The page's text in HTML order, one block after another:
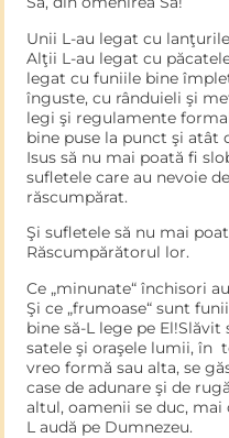
Unii L-au legat cu
Alţii L-au legat cu
legat cu funiile bine
înguste, cu rânduieli şi
legi şi regulamente
bine puse la punct şi atât
Isus să nu mai poată fi
sufletele care au nevoie
răscumpărat.
Şi sufletele să nu mai
Răscumpărătorul lor.
Ce „minunate“ închisori
Şi ce „frumoase“ sunt
bine să-L lege pe
satele şi oraşele lumii, în
vreo formă sau alta, se
case de adunare şi de
altul, oamenii se duc, mai
L audă pe Dumnezeu.